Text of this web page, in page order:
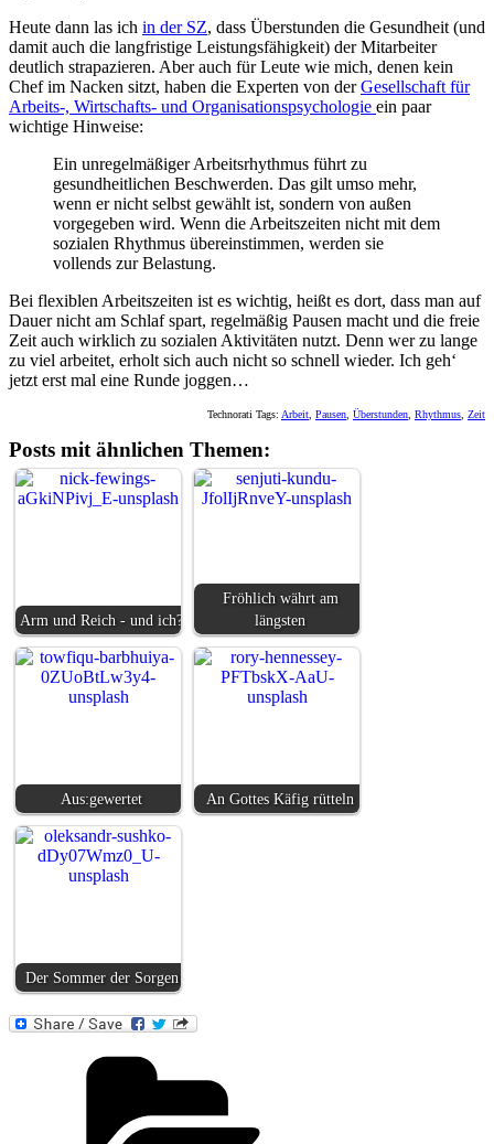
Heute dann las ich in der SZ, dass Überstunden die Gesundheit (und
damit auch die langfristige Leistungsfähigkeit) der Mitarbeiter
deutlich strapazieren. Aber auch für Leute wie mich, denen kein
Chef im Nacken sitzt, haben die Experten von derGesellschaft für
Arbeits-, Wirtschafts- und Organisationspsychologie ein paar
wichtige Hinweise:
Ein unregelmäßiger Arbeitsrhythmus führt zu
gesundheitlichen Beschwerden. Das gilt umso mehr,
wenn er nicht selbst gewählt ist, sondern von außen
vorgegeben wird. Wenn die Arbeitszeiten nicht mit dem
sozialen Rhythmus übereinstimmen, werden sie
vollends zur Belastung.
Bei flexiblen Arbeitszeiten ist es wichtig, heißt es dort, dass man auf
Dauer nicht am Schlaf spart, regelmäßig Pausen macht und die freie
Zeit auch wirklich zu sozialen Aktivitäten nutzt. Denn wer zu lange
zu viel arbeitet, erholt sich auch nicht so schnell wieder. Ich geh‘
jetzt erst mal eine Runde joggen…
Technorati Tags: Arbeit Pausen Überstunden Rhythmus Zeit
Posts mit ähnlichen Themen:
Arm und Reich - und ich?
Fröhlich währt am
längsten
Aus:gewertet An Gottes Käfig rütteln
Der Sommer der Sorgen